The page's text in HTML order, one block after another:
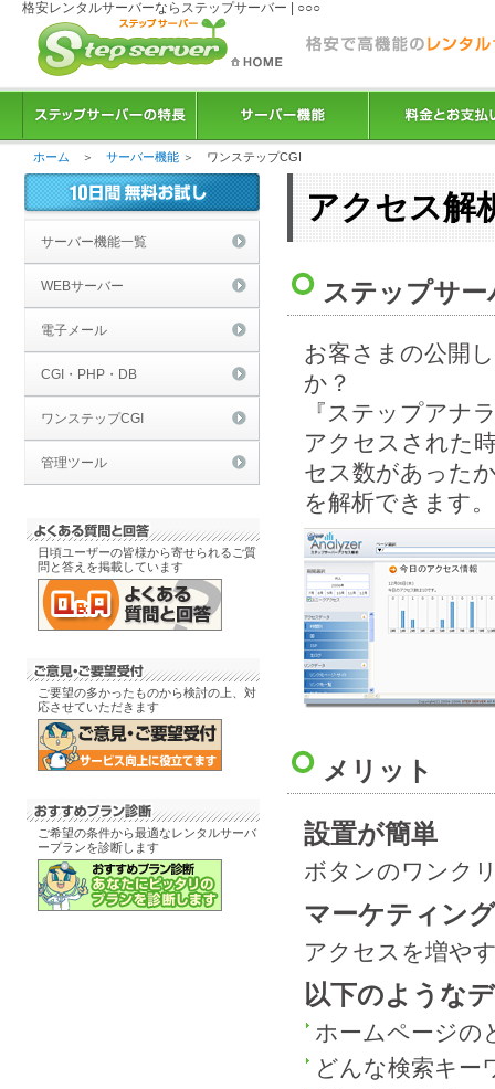
格安レンタルサーバーならステップサーバー | ○○○
ホーム ＞ サーバー機能 ＞ ワンステップCGI
サーバー機能一覧
WEBサーバー
電子メール
CGI・PHP・DB
ワンステップCGI
管理ツール
日頃ユーザーの皆様から寄せられるご質
問と答えを掲載しています
ご要望の多かったものから検討の上、対
応させていただきます
ご希望の条件から最適なレンタルサーバ
ープランを診断します
アクセス解
ステップサ
お客さまの公開
か？
『ステップアナ
アクセスされた
セス数があった
を解析できます。
メリット
設置が簡単
ボタンのワンク
マーケティン
アクセスを増や
以下のような
ホームページの
どんな検索キー